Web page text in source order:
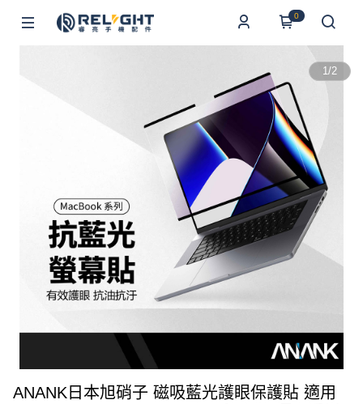
0
1/2
ANANK日本旭硝子 磁吸藍光護眼保護貼 適用